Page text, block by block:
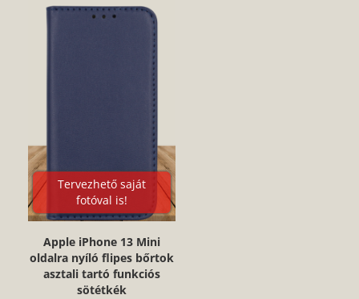
Tervezhető saját
fotóval is!
Apple iPhone 13 Mini
oldalra nyíló flipes bőrtok
asztali tartó funkciós
sötétkék